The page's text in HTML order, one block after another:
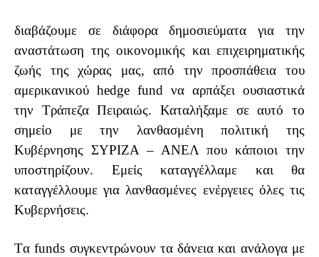
διαβάζουμε σε διάφορα δημοσιεύματα για την
αναστάτωση της οικονομικής και επιχειρηματικής
ζωής της χώρας μας, από την προσπάθεια του
αμερικανικού hedge fund να αρπάξει ουσιαστικά
την Τράπεζα Πειραιώς. Καταλήξαμε σε αυτό το
σημείο με την λανθασμένη πολιτική της
Κυβέρνησης ΣΥΡΙΖΑ – ΑΝΕΛ που κάποιοι την
υποστηρίζουν. Εμείς καταγγέλλαμε και θα
καταγγέλλουμε για λανθασμένες ενέργειες όλες τις
Κυβερνήσεις.
Tαfunds συγκεντρώνουν τα δάνεια και ανάλογα με